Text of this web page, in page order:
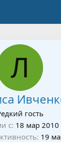
Л
гость
с 18 мар 2010
19